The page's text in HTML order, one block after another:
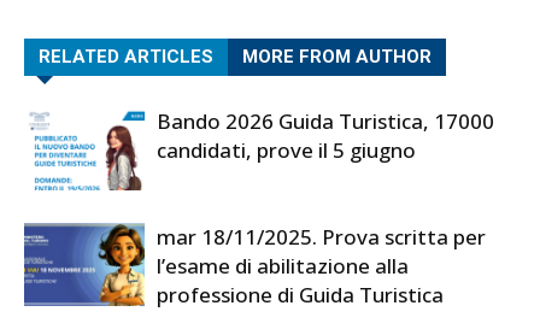
RELATED ARTICLES MORE FROM AUTHOR
Bando 2026 Guida Turistica, 17000
candidati, prove il 5 giugno
mar 18/11/2025. Prova scritta per
l’esame di abilitazione alla
professione di Guida Turistica